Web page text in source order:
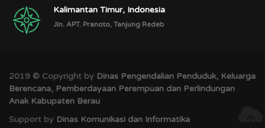
Kalimantan Timur, Indonesia
Jln. APT. Pranoto, Tanjung Redeb
2019 © Copyright by Dinas Pengendalian Penduduk, Keluarga
Berencana, Pemberdayaan Perempuan dan Perlindungan
Anak Kabupaten Berau
Support by Dinas Komunikasi dan Informatika